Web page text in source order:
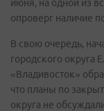
июня, на одной из
опроверг наличие
В свою очередь,
городского округа
«Владивосток»
что планы по
округа не